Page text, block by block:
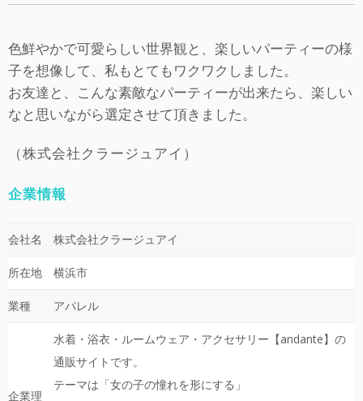
色鮮やかで可愛らしい世界観と、楽しいパーティーの様
子を想像して、私もとてもワクワクしました。
お友達と、こんな素敵なパーティーが出来たら、楽しい
なと思いながら選定させて頂きました。
（株式会社クラージュアイ）
企業情報
会社名 株式会社クラージュアイ
所在地 横浜市
業種 アパレル
企業理
水着・浴衣・ルームウェア・アクセサリー【andante】の
通販サイトです。
テーマは「女の子の憧れを形にする」